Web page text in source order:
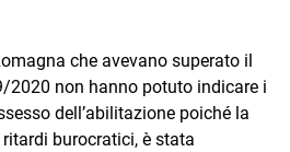
che avevano superato il
2020 non hanno potuto indicare i
dell’abilitazione poiché la
burocratici, è stata